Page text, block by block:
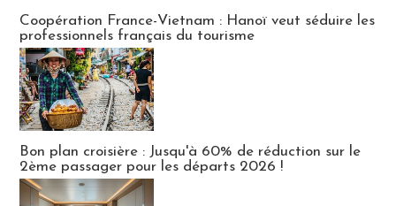
Coopération France-Vietnam : Hanoï veut séduire les
professionnels français du tourisme
Bon plan croisière : Jusqu'à 60% de réduction sur le
2ème passager pour les départs 2026 !